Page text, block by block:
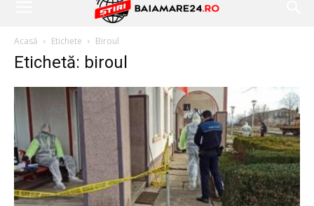
Acasă Etichete Biroul
Etichetă: biroul